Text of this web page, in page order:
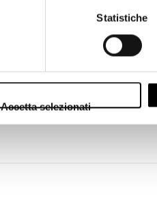
Statistiche
Accetta selezionati